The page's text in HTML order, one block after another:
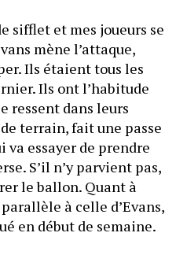
et mes joueurs se
mène l’attaque,
Ils étaient tous les
Ils ont l’habitude
ressent dans leurs
terrain, fait une passe
va essayer de prendre
S’il n’y parvient pas,
le ballon. Quant à
à celle d’Evans,
en début de semaine.